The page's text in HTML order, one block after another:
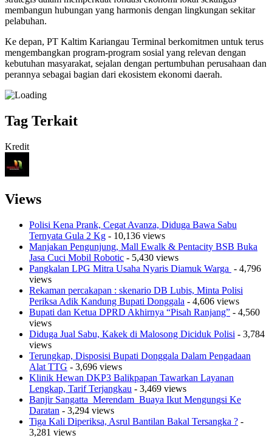
membangun hubungan yang harmonis dengan lingkungan sekitar
pelabuhan.
Ke depan, PT Kaltim Kariangau Terminal berkomitmen untuk terus
mengembangkan program-program sosial yang relevan dengan
kebutuhan masyarakat, sejalan dengan pertumbuhan perusahaan dan
perannya sebagai bagian dari ekosistem ekonomi daerah.
Tag Terkait
Kredit
Views
Polisi Kena Prank, Cegat Avanza, Diduga Bawa Sabu
Ternyata Gula 2 Kg - 10,136 views
Manjakan Pengunjung, Mall Ewalk & Pentacity BSB Buka
Jasa Cuci Mobil Robotic - 5,430 views
Pangkalan LPG Mitra Usaha Nyaris Diamuk Warga - 4,796
views
Rekaman percakapan : skenario DB Lubis, Minta Polisi
Periksa Adik Kandung Bupati Donggala - 4,606 views
Bupati dan Ketua DPRD Akhirnya “Pisah Ranjang” - 4,560
views
Diduga Jual Sabu, Kakek di Malosong Diciduk Polisi - 3,784
views
Terungkap, Disposisi Bupati Donggala Dalam Pengadaan
Alat TTG - 3,696 views
Klinik Hewan DKP3 Balikpapan Tawarkan Layanan
Lengkap, Tarif Terjangkau - 3,469 views
Banjir Sangatta Merendam Buaya Ikut Mengungsi Ke
Daratan - 3,294 views
Tiga Kali Diperiksa, Asrul Bantilan Bakal Tersangka ? -
3,281 views